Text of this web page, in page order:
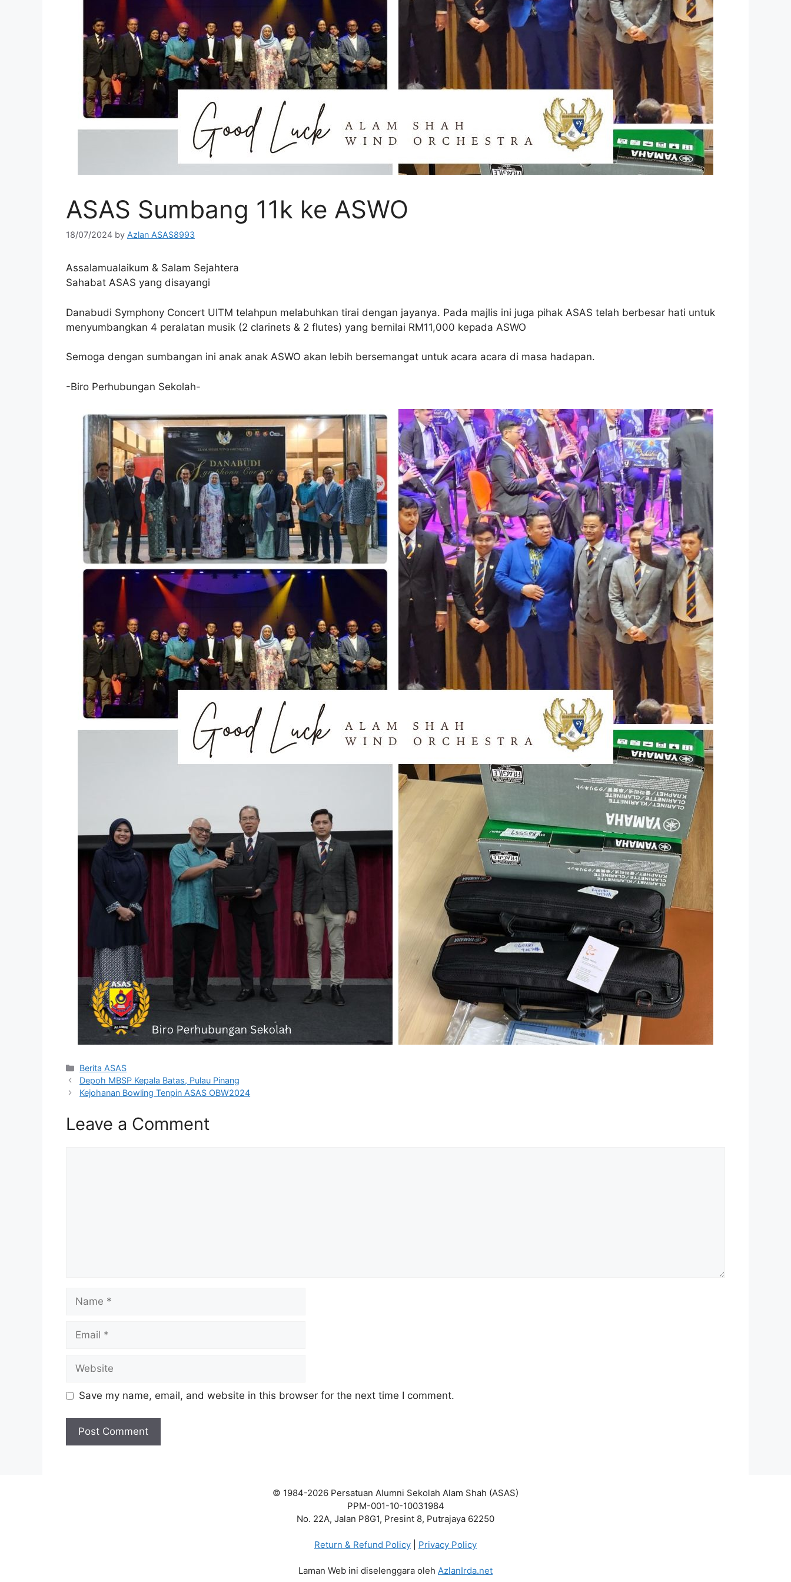
ASAS Sumbang 11k ke ASWO
18/07/2024 by Azlan ASAS8993
Assalamualaikum & Salam Sejahtera
Sahabat ASAS yang disayangi
Danabudi Symphony Concert UITM telahpun melabuhkan tirai dengan jayanya. Pada majlis ini juga pihak ASAS telah berbesar hati untuk
menyumbangkan 4 peralatan musik (2 clarinets & 2 flutes) yang bernilai RM11,000 kepada ASWO
Semoga dengan sumbangan ini anak anak ASWO akan lebih bersemangat untuk acara acara di masa hadapan.
-Biro Perhubungan Sekolah-
Categories
Berita ASAS
Depoh MBSP Kepala Batas, Pulau Pinang
Kejohanan Bowling Tenpin ASAS OBW2024
Leave a Comment
Save my name, email, and website in this browser for the next time I comment.
© 1984-2026 Persatuan Alumni Sekolah Alam Shah (ASAS)
PPM-001-10-10031984
No. 22A, Jalan P8G1, Presint 8, Putrajaya 62250
Return & Refund Policy Privacy Policy
Laman Web ini diselenggara oleh AzlanIrda.net